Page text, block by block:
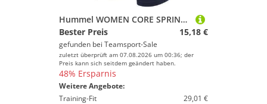
Hummel WOMEN CORE SPRINTERS - BLACK IRIS - S
Bester Preis
15,18 €
gefunden bei Teamsport-Sale
zuletzt überprüft am 07.08.2026 um 00:36; der
Preis kann sich seitdem geändert haben.
48% Ersparnis
Weitere Angebote:
Training-Fit
29,01 €